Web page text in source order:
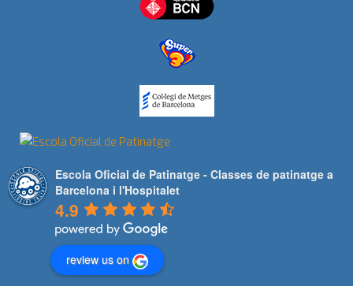
Escola Oficial de Patinatge - Classes de patinatge a
Barcelona i l'Hospitalet
4.9
review us on